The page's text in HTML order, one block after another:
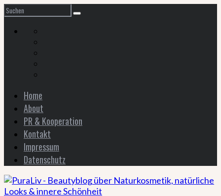
Home
About
PR & Kooperation
Kontakt
Impressum
Datenschutz